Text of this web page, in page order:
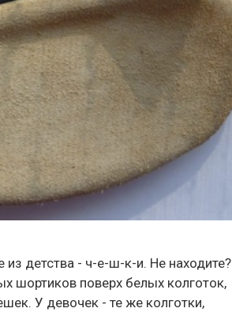
детства - ч-е-ш-к-и. Не находите?
шортиков поверх белых колготок,
У девочек - те же колготки,